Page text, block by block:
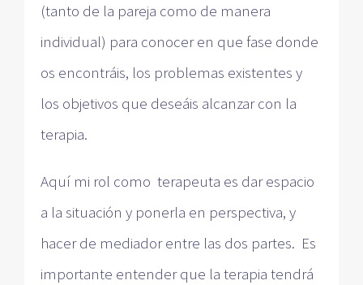
(tanto de la pareja como de manera
individual) para conocer en que fase donde
os encontráis, los problemas existentes y
los objetivos que deseáis alcanzar con la
terapia.
Aquí mi rol como terapeuta es dar espacio
a la situación y ponerla en perspectiva, y
hacer de mediador entre las dos partes. Es
importante entender que la terapia tendrá